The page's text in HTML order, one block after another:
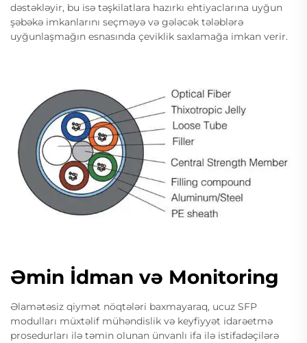
dəstəkləyir, bu isə təşkilatlara hazırkı ehtiyaclarına uyğun
şəbəkə imkanlarını seçməyə və gələcək tələblərə
uyğunlaşmağın esnasında çeviklik saxlamağa imkan verir.
Əmin İdman və Monitoring
Əlamətəsiz qiymət nöqtələri baxmayaraq, ucuz SFP
modulları müxtəlif mühəndislik və keyfiyyət idarəetmə
prosedurları ilə təmin olunan ünvanlı ifa ilə istifadəçilərə